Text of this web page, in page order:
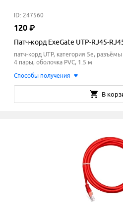
ID: 247560
120 ₽
Патч-корд ExeGate UTP-RJ45-
патч-корд UTP, категория 5e,
4 пары, оболочка PVC, 1.5 м
Способы получения
В